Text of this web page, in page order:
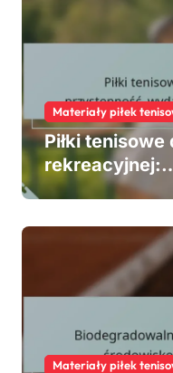
Materiały piłek
Piłki tenisowe
rekreacyjnej:
Materiały piłek